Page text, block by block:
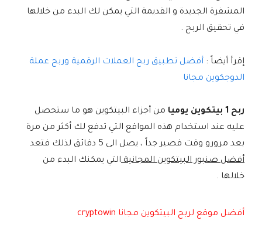
المشفرة الجديدة و القديمة التي يمكن لك البدء من خلالها
في تحقيق الربح .
إقرأ أيضاً : أفضل تطبيق ربح العملات الرقمية وربح عملة
الدوجكوين مجانا
ربح 1 بيتكوين يوميا
من أجزاء البيتكوين هو ما ستحصل
عليه عند استخدام هذه المواقع التي تدفع لك أكثر من مرة
بعد مرورو وقت قصير جداً ، يصل الى 5 دقائق لذلك فتعد
أفضل صنبور البيتكوين المجانيةالتي يمكنك البدء من
خلالها .
أفضل موقع لربح البيتكوين مجانا cryptowin